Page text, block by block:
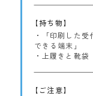
【持ち物】
・「印刷した
できる端末」
・上履きと靴袋
【ご注意】